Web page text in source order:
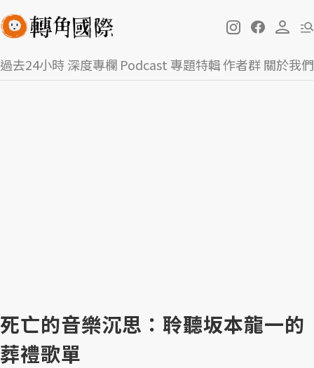
過去24小時深度專欄 Podcast 專題特輯作者群關於我們
死亡的音樂沉思：聆聽坂本龍一的
葬禮歌單